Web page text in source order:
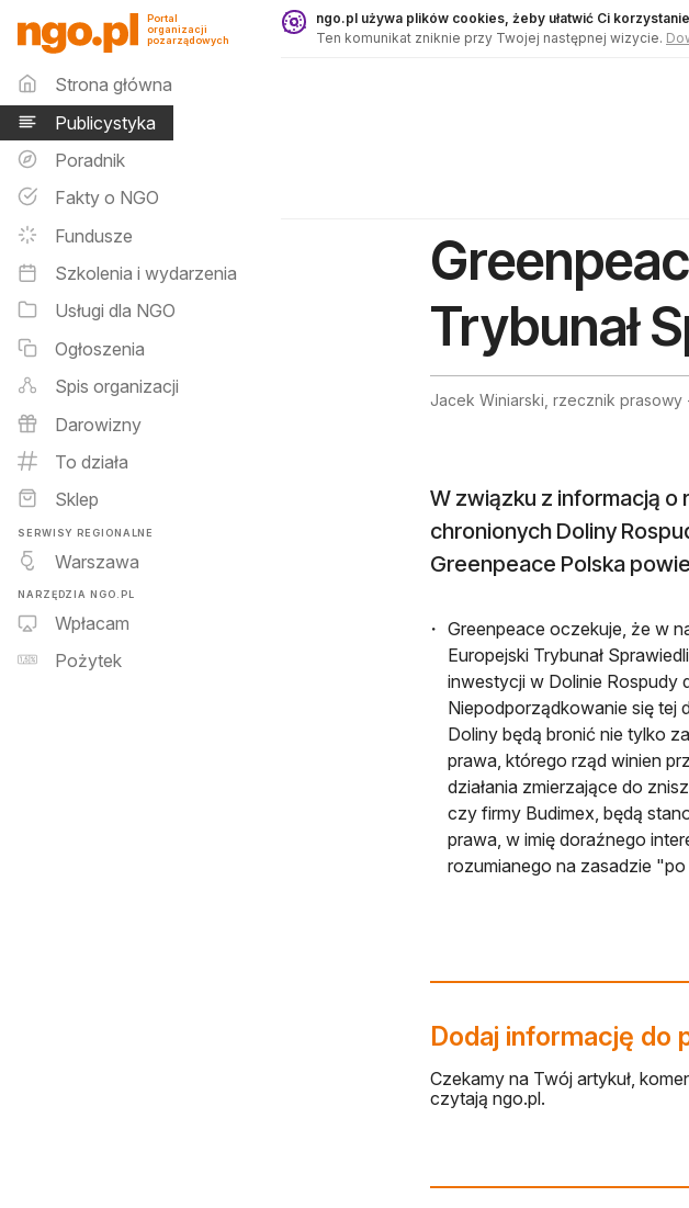
Publicystyka - ngo.pl
Portal
organizacji
pozarządowych
Menu główne
Strona główna
Publicystyka
Poradnik
Fakty o NGO
Fundusze
Szkolenia i wydarzenia
Usługi dla NGO
Ogłoszenia
Spis organizacji
Darowizny
To działa
Sklep
SERWISY REGIONALNE
Warszawa
NARZĘDZIA NGO.PL
Wpłacam
Pożytek
ngo.pl używa plików cookies, żeby ułatwić Ci
Ten komunikat zniknie przy Twojej następnej wizycie.
Trybunał
Jacek Winiarski, rzecznik prasowy
W związku z informacją
chronionych Doliny
Greenpeace Polska
Greenpeace oczekuje, że w
Europejski Trybunał
inwestycji w Dolinie Rospudy
Niepodporządkowanie się
Doliny będą bronić nie tylko
prawa, którego rząd winien
działania zmierzające do
czy firmy Budimex, będą
prawa, w imię doraźnego
rozumianego na zasadzie
Dodaj informację do
Czekamy na Twój artykuł,
czytają ngo.pl.